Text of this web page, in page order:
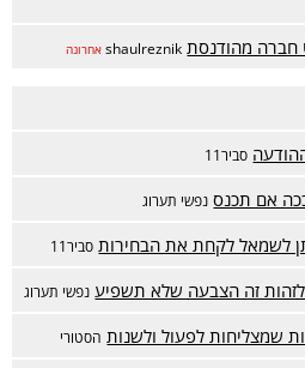
מהודנסת shaulreznik אחרונה
סביר11
אם תכנס נפשי תערוג
לשמאל לקחת את הבחירות סביר11
לזהות זה הצבעה שלא תשפיע נפשי תערוג
שמצליחות לפעול ולשנות הסטורי